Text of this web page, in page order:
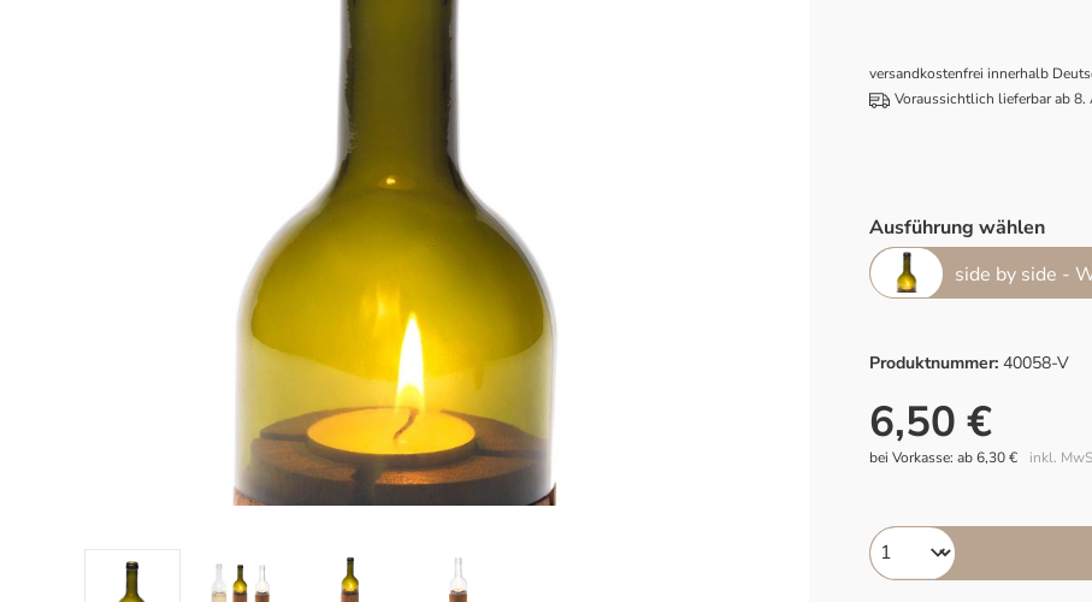
versandkostenfrei innerhalb
Voraussichtlich lieferbar ab
Ausführung wählen
side by side -
Produktnummer: 40058-V
6,50 €
inkl.
bei Vorkasse: ab 6,30 €